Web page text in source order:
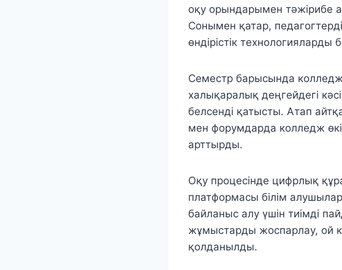
оқу орындарымен тәжірибе
Сонымен қатар,
өндірістік технологияларды
Семестр барысында колледж
халықаралық деңгейдегі
белсенді қатысты. Атап
мен форумдарда колледж
арттырды.
Оқу процесінде цифрлық
платформасы білім
байланыс алу үшін тиімді
жұмыстарды жоспарлау, ой
қолданылды.